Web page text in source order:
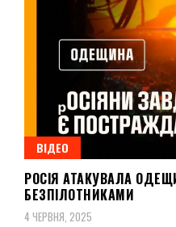
ВІДЕО
РОСІЯ АТАКУВАЛА
БЕЗПІЛОТНИКАМИ
4 ЧЕРВНЯ, 2025